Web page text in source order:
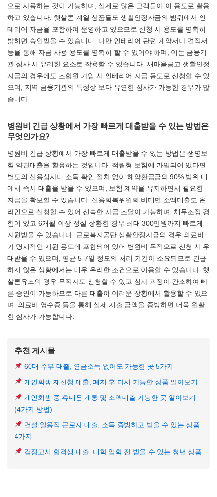
으로 사용하는 것이 가능하며, 실제로 많은 고객들이 이 용도로 활용
하고 있습니다. 햇살론 계열 상품들도 생활안정자금의 범위에서 인
테리어 자금을 포함하여 운영하고 있으므로 신청 시 용도를 명확히
밝히면 승인받을 수 있습니다. 다만 인테리어 관련 계약서나 견적서
등을 통해 자금 사용 용도를 명확히 할 수 있어야 하며, 이는 금융기
관 심사 시 유리한 요소로 작용할 수 있습니다. 새마을금고 생활안정
자금의 경우에도 조합원 가입 시 인테리어 자금 용도로 신청할 수 있
으며, 지역 금융기관의 특성상 보다 유연한 심사가 가능한 경우가 많
습니다.
병원비 긴급 상황에서 가장 빠르게 대출받을 수 있는 방법은
무엇인가요?
병원비 긴급 상황에서 가장 빠르게 대출받을 수 있는 방법은 생명보
험 약관대출을 활용하는 것입니다. 적립형 보험에 가입되어 있다면
별도의 신용심사나 소득 확인 절차 없이 해약환급금의 90% 범위 내
에서 즉시 대출을 받을 수 있으며, 보험 계약을 유지하면서 필요한
자금을 확보할 수 있습니다. 신용회복위원회 비대면 소액대출도 온
라인으로 신청할 수 있어 신속한 자금 조달이 가능하며, 채무조정 경
험이 있고 6개월 이상 성실 상환한 경우 최대 300만원까지 빠르게
지원받을 수 있습니다. 근로복지공단 생활안정자금의 경우 의료비
가 명시적인 지원 용도에 포함되어 있어 병원비 목적으로 신청 시 우
대받을 수 있으며, 평균 5-7일 정도의 처리 기간이 소요되므로 긴급
하지 않은 상황에서는 매우 유리한 조건으로 이용할 수 있습니다. 햇
살론유스의 경우 무직자도 신청할 수 있고 심사 과정이 간소하여 빠
른 승인이 가능하므로 다른 대출이 어려운 상황에서 활용할 수 있으
며, 의료비 영수증 등을 통해 실제 지출 금액을 증빙하면 더욱 원활
한 심사가 가능합니다.
추천 게시물
60대 주부 대출, 연금소득 없어도 가능한 곳 5가지
개인회생 재신청 대출, 폐지 후 다시 가능한 상품 알아보기
개인회생 중 휴대폰 개통 및 소액대출 가능한 곳 알아보기
(4가지 방법)
건설 일용직 근로자 대출, 소득 증빙하고 받을 수 있는 상품
4가지
검정고시 합격생 대출: 대학 입학 전 받을 수 있는 청년 상품